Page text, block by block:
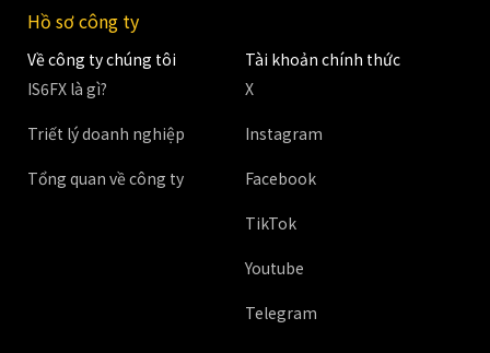
Hồ sơ công ty
Về công ty chúng tôi
IS6FX là gì?
Triết lý doanh nghiệp
Tổng quan về công ty
Tài khoản chính thức
X
Instagram
Facebook
TikTok
Youtube
Telegram